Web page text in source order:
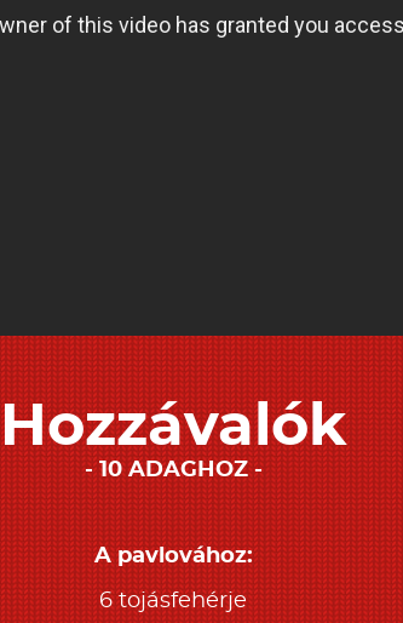
Hozzávalók
10 ADAGHOZ
A pavlovához:
6 tojásfehérje